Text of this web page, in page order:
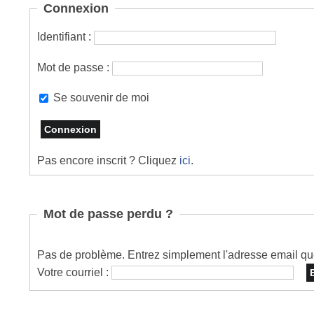
Connexion
Identifiant :
Mot de passe :
Se souvenir de moi
Pas encore inscrit ? Cliquez ici.
Mot de passe perdu ?
Pas de problème. Entrez simplement l'adresse email
Votre courriel :